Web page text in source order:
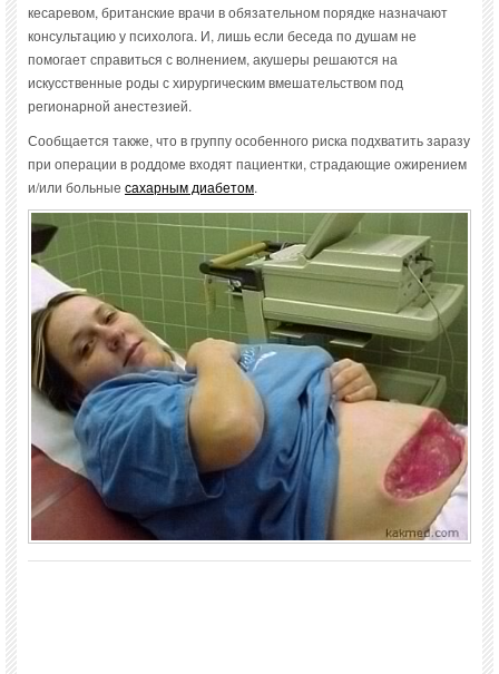
кесаревом, британские врачи в обязательном порядке назначают
консультацию у психолога. И, лишь если беседа по душам не
помогает справиться с волнением, акушеры решаются на
искусственные роды с хирургическим вмешательством под
регионарной анестезией.
Сообщается также, что в группу особенного риска подхватить заразу
при операции в роддоме входят пациентки, страдающие ожирением
и/или больные сахарным диабетом.